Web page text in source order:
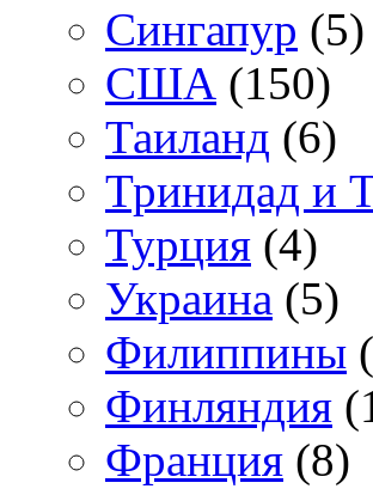
Сингапур (5)
США (150)
Таиланд (6)
Тринидад и
Турция (4)
Украина (5)
Филиппины
Финляндия
Франция (8)